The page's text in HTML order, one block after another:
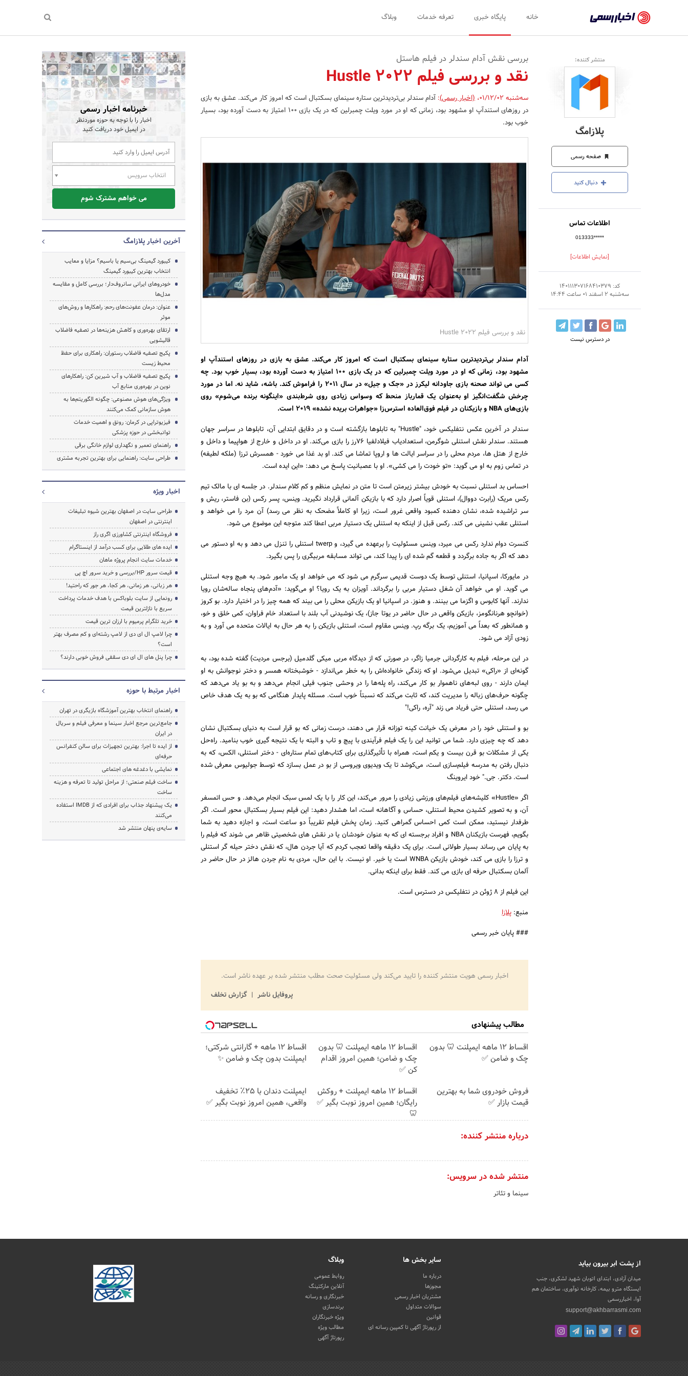
رسمی
-
اخبار
تایید
شده
شرکت‌ها،
سازمان‌ها
و
روابط
عمومی‌ها
خانه پایگاه خبری تعرفه خدمات وبلاگ
منتشر کننده:
پلازامگ
صفحه رسمی
دنبال کنید
اطلاعات تماس
013333*****
[نمایش اطلاعات]
کد: 140111307168410379
سه‌شنبه 2 اسفند 01 ساعت 14:44
در دسترس نیست
بررسی نقش آدام سندلر در فیلم هاستل
نقد و بررسی فیلم Hustle 2022
سه‌شنبه 01/12/02 ، (اخبار رسمی): آدام سندلر بی‌تردیدترین ستاره سینمای بسکتبال است که امروز کار می‌کند. عشق به بازی
در روزهای استندآپ او مشهود بود، زمانی که او در مورد ویلت چمبرلین که در یک بازی 100 امتیاز به دست آورده بود، بسیار
خوب بود.
نقد و بررسی فیلم Hustle 2022
آدام سندلر بی‌تردیدترین ستاره سینمای بسکتبال است که امروز کار می‌کند. عشق به بازی در روزهای استندآپ او
مشهود بود، زمانی که او در مورد ویلت چمبرلین که در یک بازی 100 امتیاز به دست آورده بود، بسیار خوب بود. چه
کسی می تواند صحنه بازی جاودانه لیکرز در «جک و جیل» در سال 2011 را فراموش کند. باشه، شاید نه. اما در مورد
چرخش شگفت‌انگیز او به‌عنوان یک قمارباز منحط که وسواس زیادی روی شرط‌بندی «اینگونه برنده می‌شوم» روی
بازی‌های NBA و بازیکنان در فیلم فوق‌العاده استرس‌زا «جواهرات بریده نشده» ۲۰۱۹ است.
سندلر در آخرین عکس نتفلیکس خود، "Hustle" به تابلوها بازگشته است و در دقایق ابتدایی آن، تابلوها در سراسر جهان
هستند. سندلر نقش استنلی شوگرمن، استعدادیاب فیلادلفیا ۷۶رز را بازی می‌کند. او در داخل و خارج از هواپیما و داخل و
خارج از هتل ها، مردم محلی را در سراسر ایالت ها و اروپا تماشا می کند. او بد غذا می خورد - همسرش ترزا (ملکه لطیفه)
در تماس زوم به او می گوید: «تو خودت را می کشی». او با عصبانیت پاسخ می دهد: «این ایده است.
احساس بد استنلی نسبت به خودش بیشتر زیرمتن است تا متن در نمایش منظم و کم کلام سندلر. در جلسه ای با مالک تیم
رکس مریک (رابرت دووال)، استنلی قویاً اصرار دارد که با بازیکن آلمانی قرارداد نگیرید. وینس، پسر رکس (بن فاستر، ریش و
سر تراشیده شده، نشان دهنده کمبود واقعی غرور است، زیرا او کاملاً مضحک به نظر می رسد) آن مرد را می خواهد و
استنلی عقب نشینی می کند. رکس قبل از اینکه به استنلی یک دستیار مربی اعطا کند متوجه این موضوع می شود.
کنسرت دوام ندارد رکس می میرد، وینس مسئولیت را برعهده می گیرد، و twerp استنلی را تنزل می دهد و به او دستور می
دهد که اگر به جاده برگردد و قطعه گم شده ای را پیدا کند، می تواند مسابقه مربیگری را پس بگیرد.
در مایورکا، اسپانیا، استنلی توسط یک دوست قدیمی سرگرم می شود که می خواهد او یک مامور شود. به هیچ وجه استنلی
می گوید. او می خواهد آن شغل دستیار مربی را برگرداند. آویزان به یک رویا؟ او می‌گوید: «آدم‌های پنجاه ساله‌شان رویا
ندارند. آنها کابوس و اگزما می بینند. و هنوز. در اسپانیا او یک بازیکن محلی را می بیند که همه چیز را در اختیار دارد. بو کروز
(خوانچو هرنانگومز، بازیکن واقعی در حال حاضر در یوتا جاز)، یک نوشیدنی آب بلند با استعداد خام فراوان، کمی خلق و خو،
و همانطور که بعداً می آموزیم، یک برگه رپ. وینس مقاوم است، استنلی بازیکن را به هر حال به ایالات متحده می آورد و به
زودی آزاد می شود.
در این مرحله، فیلم به کارگردانی جرمیا زاگر، در صورتی که از دیدگاه مربی میکی گلدمیل (برجس مردیت) گفته شده بود، به
گونه‌ای از «راکی» تبدیل می‌شود. او که زندگی خانواده‌اش را به خطر می‌اندازد - خوشبختانه همسر و دختر نوجوانش به او
ایمان دارند - روی لبه‌های ناهموار بو کار می‌کند، راه پله‌ها را در وحشی جنوب فیلی انجام می‌دهد و به بو یاد می‌دهد که
چگونه حرف‌های زباله را مدیریت کند، که ثابت می‌کند که نسبتاً خوب است. مسئله پایدار هنگامی که بو به یک هدف خاص
می رسد، استنلی حتی فریاد می زند "آره، راکی!"
بو و استنلی خود را در معرض یک خیانت کینه توزانه قرار می دهند، درست زمانی که بو قرار است به دنیای بسکتبال نشان
دهد که چه چیزی دارد. شما می توانید این را یک فیلم فرآیندی با پیچ و تاب و البته با یک نتیجه گیری خوب بنامید. راه‌حل
یکی از مشکلات بو قرن بیست و یکم است، همراه با تأثیرگذاری برای کتاب‌های تمام ستاره‌ای - دختر استنلی، الکس، که به
دنبال رفتن به مدرسه فیلم‌سازی است، می‌کوشد تا یک ویدیوی ویروسی از بو در عمل بسازد که توسط جولیوس معرفی شده
است. دکتر. جی." خود ایروینگ
اگر «Hustle» کلیشه‌های فیلم‌های ورزشی زیادی را مرور می‌کند، این کار را با یک لمس سبک انجام می‌دهد. و حس اتمسفر
آن، و به تصویر کشیدن محیط استنلی، حساس و آگاهانه است، اما هشدار دهید: این فیلم بسیار بسکتبال محور است. اگر
طرفدار نیستید، ممکن است کمی احساس گمراهی کنید. زمان پخش فیلم تقریباً دو ساعت است، و اجازه دهید به شما
بگویم، فهرست بازیکنان NBA و افراد برجسته ای که به عنوان خودشان یا در نقش های شخصیتی ظاهر می شوند که فیلم را
به پایان می رساند بسیار طولانی است. برای یک دقیقه واقعا تعجب کردم که آیا جردن هال، که نقش دختر حیله گر استنلی
و ترزا را بازی می کند، خودش بازیکن WNBA است یا خیر. او نیست. با این حال، مردی به نام جردن هالز در حال حاضر در
آلمان بسکتبال حرفه ای بازی می کند. فقط برای اینکه بدانی.
این فیلم از ۸ ژوئن در نتفلیکس در دسترس است.
منبع: پلازا
### پایان خبر رسمی
اخبار رسمی هویت منتشر کننده را تایید می‌کند ولی مسئولیت صحت مطلب منتشر شده بر عهده ناشر است.
پروفایل ناشر
گزارش تخلف
مطالب پیشنهادی
اقساط ۱۲ ماهه ایمپلنت 🦷 بدون
چک و ضامن ✅
اقساط ۱۲ ماهه ایمپلنت 🦷 بدون
چک و ضامن؛ همین امروز اقدام
کن ✅
اقساط 12 ماهه + گارانتی شرکتی؛
ایمپلنت بدون چک و ضامن ✨
فروش خودروی شما به بهترین
قیمت بازار ✅
اقساط ۱۲ ماهه ایمپلنت + روکش
رایگان؛ همین امروز نوبت بگیر ✅
🦷
ایمپلنت دندان با ۲۵٪ تخفیف
واقعی، همین امروز نوبت بگیر ✅
درباره منتشر کننده:
منتشر شده در سرویس:
سینما و تئاتر
خبرنامه اخبار رسمی
اخبار را با توجه به حوزه موردنظر
در ایمیل خود دریافت کنید
انتخاب سرویس
می خواهم مشترک شوم
آخرین اخبار پلازامگ
کیبورد گیمینگ بی‌سیم یا باسیم؟ مزایا و معایب
انتخاب بهترین کیبورد گیمینگ
خودروهای ایرانی سانروف‌دار؛ بررسی کامل و مقایسه
مدل‌ها
عنوان: درمان عفونت‌های رحم: راهکارها و روش‌های
موثر
ارتقای بهره‌وری و کاهش هزینه‌ها در تصفیه فاضلاب
قالیشویی
پکیج تصفیه فاضلاب رستوران: راهکاری برای حفظ
محیط زیست
پکیج تصفیه فاضلاب و آب شیرین کن: راهکارهای
نوین در بهره‌وری منابع آب
ویژگی‌های هوش مصنوعی: چگونه الگوریتم‌ها به
هوش سازمانی کمک می‌کنند
فیزیوتراپی در کرمان: رونق و اهمیت خدمات
توانبخشی در حوزه پزشکی
راهنمای تعمیر و نگهداری لوازم خانگی برقی
طراحی سایت: راهنمایی برای بهترین تجربه مشتری
اخبار ویژه
طراحی سایت در اصفهان بهترین شیوه تبلیغات
اینترنتی در اصفهان
فروشگاه اینترنتی کشاورزی اگری راز
ایده های طلایی برای کسب درآمد از اینستاگرام
خدمات سایت انجام پروژه ماهان
قیمت سرور HP/بررسی و خرید سرور اچ پی
هر زبانی، هر زمانی، هر کجا، هر جور که راحتید!
رونمایی از سایت بلوباکس با هدف خدمات پرداخت
سریع با نازلترین قیمت
خرید تلگرام پرمیوم با ارزان ترین قیمت
چرا لامپ ال ای دی از لامپ رشته‌ای و کم مصرف بهتر
است؟
چرا پنل های ال ای دی سقفی فروش خوبی دارند؟
اخبار مرتبط با حوزه
راهنمای انتخاب بهترین آموزشگاه بازیگری در تهران
جامع‌ترین مرجع اخبار سینما و معرفی فیلم و سریال
در ایران
از ایده تا اجرا: بهترین تجهیزات برای سالن کنفرانس
حرفه‌ای
نمایشی با دغدغه های اجتماعی
ساخت فیلم صنعتی؛ از مراحل تولید تا تعرفه و هزینه
ساخت
یک پیشنهاد جذاب برای افرادی که از IMDB استفاده
می‌کنند
سایه‌ی پنهان منتشر شد
از پشت ابر بیرون بیاید
میدان آزادی، ابتدای اتوبان شهید لشکری، جنب
ایستگاه مترو بیمه، کارخانه نوآوری، ساختمان هم
آوا، اخباررسمی
support@akhbarrasmi.com
سایر بخش ها
درباره ما
مجوزها
مشتریان اخبار رسمی
سوالات متداول
قوانین
از رپورتاژ آگهی تا کمپین رسانه ای
وبلاگ
روابط عمومی
آنلاین مارکتینگ
خبرنگاری و رسانه
برندسازی
ویژه خبرنگاران
مطالب ویژه
رپورتاژ آگهی